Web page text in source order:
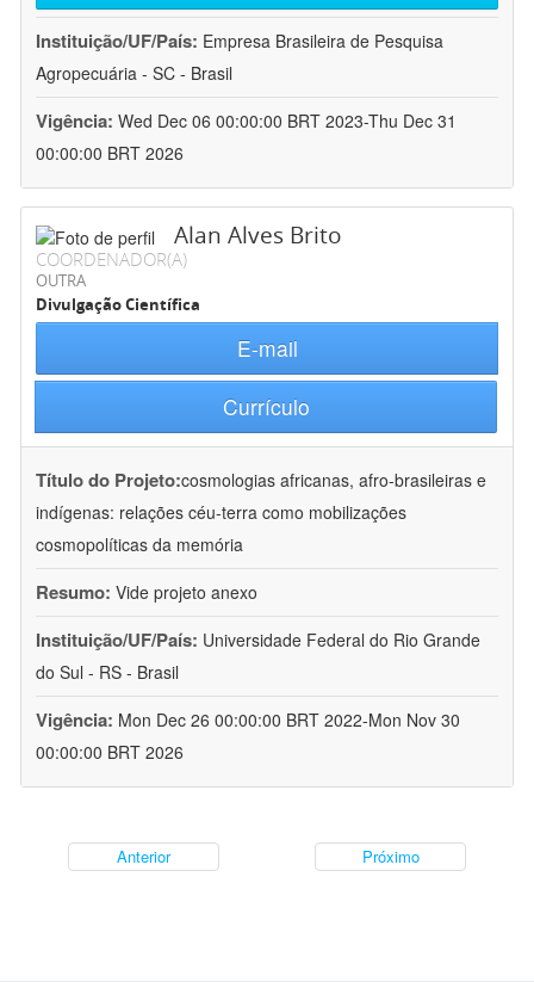
Instituição/UF/País: Empresa Brasileira de Pesquisa
Agropecuária - SC - Brasil
Vigência: Wed Dec 06 00:00:00 BRT 2023-Thu Dec 31
00:00:00 BRT 2026
Alan Alves Brito
COORDENADOR(A)
OUTRA
Divulgação Científica
E-mail
Currículo
Título do Projeto:cosmologias africanas, afro-brasileiras e
indígenas: relações céu-terra como mobilizações
cosmopolíticas da memória
Resumo: Vide projeto anexo
Instituição/UF/País: Universidade Federal do Rio Grande
do Sul - RS - Brasil
Vigência: Mon Dec 26 00:00:00 BRT 2022-Mon Nov 30
00:00:00 BRT 2026
Anterior Próximo